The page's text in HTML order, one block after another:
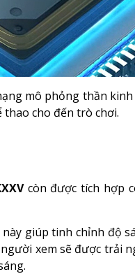
mô phỏng thần
cho đến trò chơi.
còn được tích hợp
giúp tinh chỉnh độ
xem sẽ được trải